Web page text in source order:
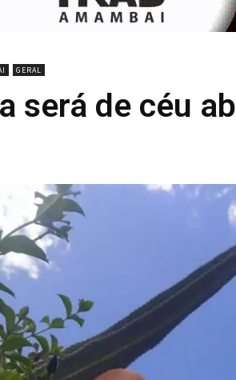
GERAL
será de céu